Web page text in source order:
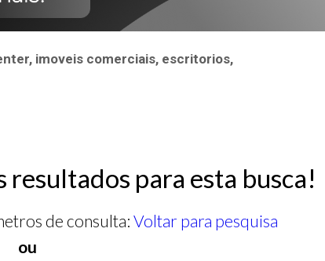
imoveis comerciais, escritorios,
resultados para esta busca!
de consulta: Voltar para pesquisa
ou